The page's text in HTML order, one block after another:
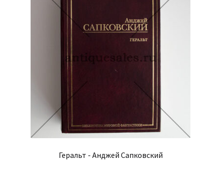
Геральт - Анджей Сапковский